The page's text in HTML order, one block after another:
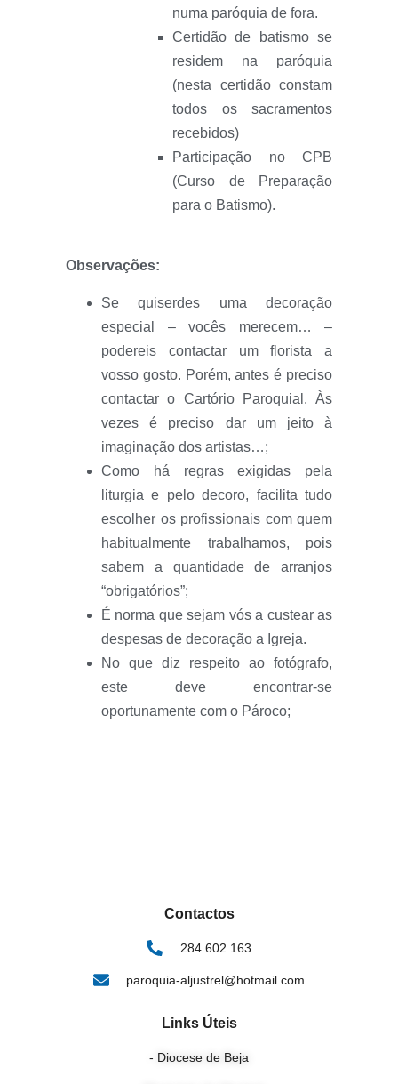
numa paróquia de fora.
Certidão de batismo se
residem na paróquia
(nesta certidão constam
todos os sacramentos
recebidos)
Participação no CPB
(Curso de Preparação
para o Batismo).
Observações:
Se quiserdes uma decoração
especial – vocês merecem… –
podereis contactar um florista a
vosso gosto. Porém, antes é preciso
contactar o Cartório Paroquial. Às
vezes é preciso dar um jeito à
imaginação dos artistas…;
Como há regras exigidas pela
liturgia e pelo decoro, facilita tudo
escolher os profissionais com quem
habitualmente trabalhamos, pois
sabem a quantidade de arranjos
“obrigatórios”;
É norma que sejam vós a custear as
despesas de decoração a Igreja.
No que diz respeito ao fotógrafo,
este deve encontrar-se
oportunamente com o Pároco;
Contactos
284 602 163
paroquia-aljustrel@hotmail.com
Links Úteis
- Diocese de Beja